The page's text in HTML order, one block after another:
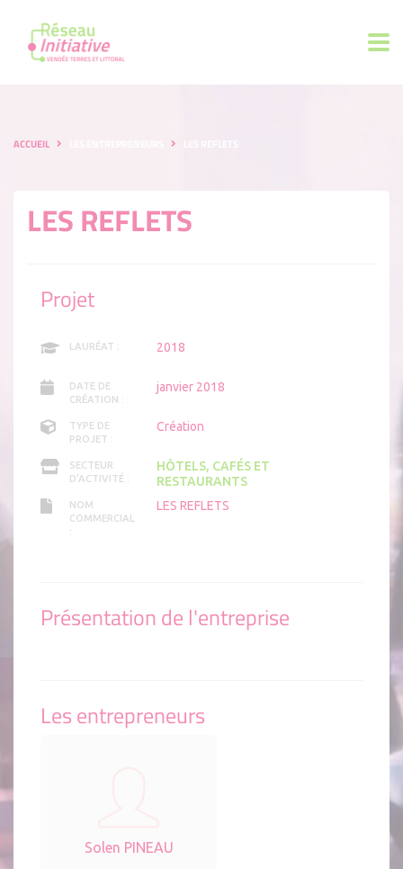
ACCUEIL
LES REFLETS
Projet
LAURÉAT : 2018
DATE DE
CRÉATION :
janvier 2018
TYPE DE
PROJET :
Création
SECTEUR
D'ACTIVITÉ :
HÔTELS, CAFÉS ET
RESTAURANTS
NOM
COMMERCIAL
:
LES REFLETS
Présentation de l'entreprise
Les entrepreneurs
Solen PINEAU